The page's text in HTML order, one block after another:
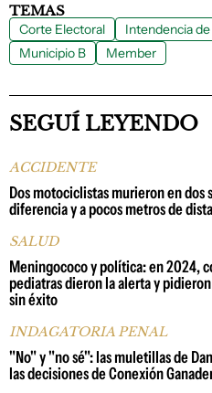
TEMAS
Corte Electoral Intendencia
Municipio B
Member
SEGUÍ LEYENDO
ACCIDENTE
Dos motociclistas murieron en dos
diferencia y a pocos metros de
SALUD
Meningococo y política: en 2024,
pediatras dieron la alerta y
sin éxito
INDAGATORIA PENAL
"No" y "no sé": las muletillas de
las decisiones de Conexión